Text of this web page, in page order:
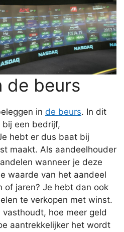
de beurs
in de beurs. In dit
bij een bedrijf,
hebt er dus baat bij
maakt. Als aandeelhouder
wanneer je deze
waarde van het aandeel
of jaren? Je hebt dan ook
te verkopen met winst.
hoe meer geld
aantrekkelijker het wordt